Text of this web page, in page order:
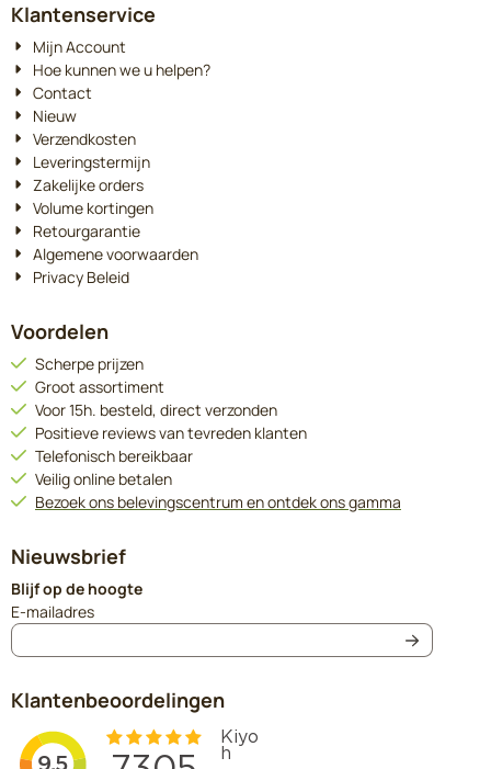
Klantenservice
Mijn Account
Hoe kunnen we u helpen?
Contact
Nieuw
Verzendkosten
Leveringstermijn
Zakelijke orders
Volume kortingen
Retourgarantie
Algemene voorwaarden
Privacy Beleid
Voordelen
Scherpe prijzen
Groot assortiment
Voor 15h. besteld, direct verzonden
Positieve reviews van tevreden klanten
Telefonisch bereikbaar
Veilig online betalen
Bezoek ons belevingscentrum en ontdek ons gamma
Nieuwsbrief
Blijf op de hoogte
E-mailadresVul je e-mailadres in voor de nieuwsbrief
Klantenbeoordelingen